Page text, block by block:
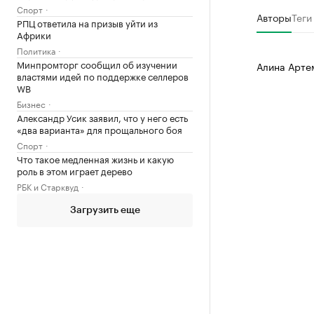
Спорт
РПЦ ответила на призыв уйти из
Африки
Политика
Минпромторг сообщил об изучении
властями идей по поддержке селлеров
WB
Бизнес
Александр Усик заявил, что у него есть
«два варианта» для прощального боя
Спорт
Что такое медленная жизнь и какую
роль в этом играет дерево
РБК и Старквуд
Загрузить еще
АвторыТеги
Алина